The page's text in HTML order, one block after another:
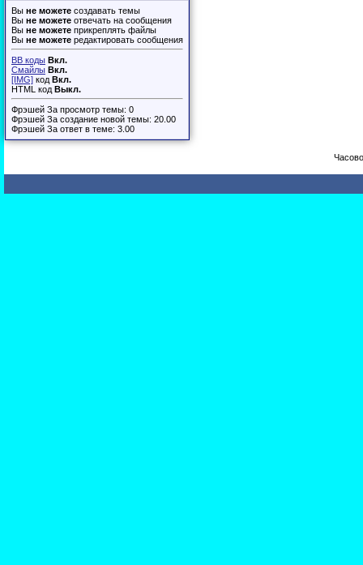
Вы не можете создавать темы
Вы не можете отвечать на сообщения
Вы не можете прикреплять файлы
Вы не можете редактировать сообщения
BB коды Вкл.
Смайлы Вкл.
[IMG] код Вкл.
HTML код Выкл.
Фрэшей За просмотр темы: 0
Фрэшей За создание новой темы: 20.00
Фрэшей За ответ в теме: 3.00